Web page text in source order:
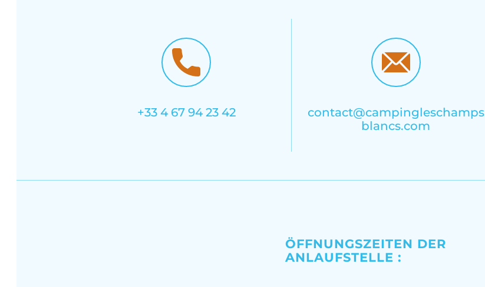
+33 4 67 94 23 42
contact@campingleschamps
blancs.com
ÖFFNUNGSZEITEN DER
ANLAUFSTELLE :